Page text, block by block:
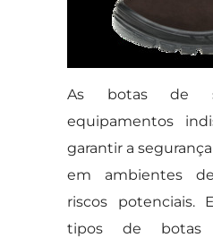
As botas de
equipamentos
garantir a
em ambientes
riscos potenciais.
tipos de botas